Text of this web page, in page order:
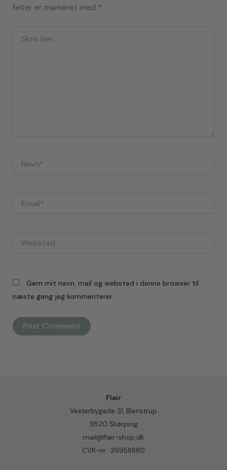
felter er markeret med *
her..
Gem mit navn, mail og websted i denne browser til
næste gang jeg kommenterer.
Flair
Vesterbygade 31, Blenstrup
9520 Skørping
mail@flair-shop.dk
CVR-nr.: 39958880